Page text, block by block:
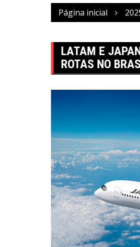
Página inicial
LATAM E
ROTAS NO